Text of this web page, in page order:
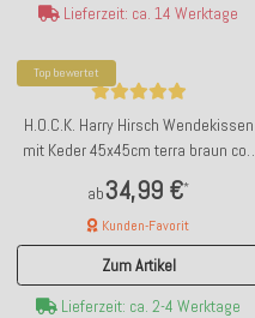
Lieferzeit: ca. 14 Werktage
Top bewertet
H.O.C.K. Harry Hirsch Wendekissen
mit Keder 45x45cm terra braun col.
05
ab34,99 €*
Kunden-Favorit
Zum Artikel
Lieferzeit: ca. 2-4 Werktage